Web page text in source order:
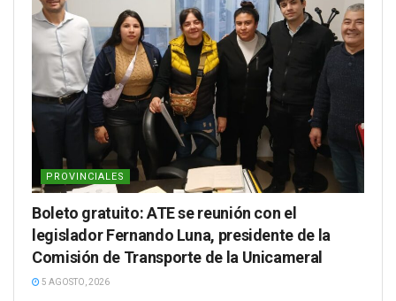
PROVINCIALES
Boleto gratuito: ATE se reunión con el
legislador Fernando Luna, presidente de la
Comisión de Transporte de la Unicameral
5 AGOSTO, 2026